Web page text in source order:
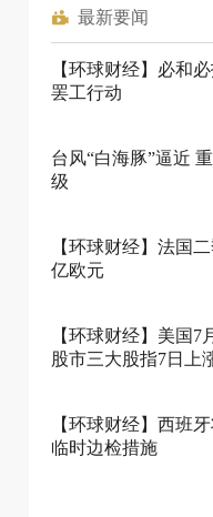
最新要闻
【环球财经】必和
罢工行动
台风“白海豚”逼近
级
【环球财经】法国
亿欧元
【环球财经】美国
股市三大股指7日上
【环球财经】西班
临时边检措施